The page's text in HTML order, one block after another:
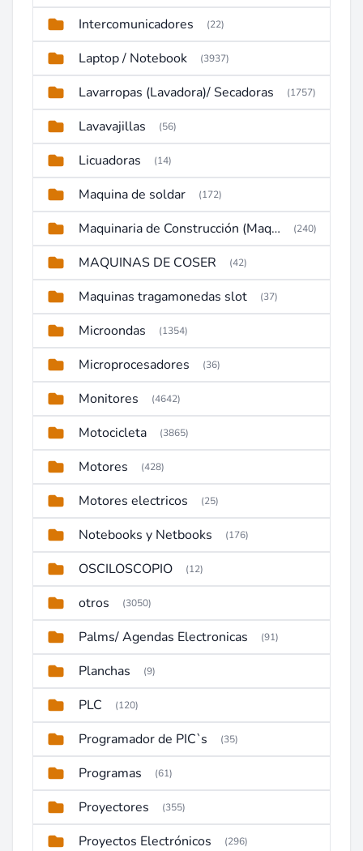
Intercomunicadores (22)
Laptop / Notebook (3937)
Lavarropas (Lavadora)/ Secadoras (1757)
Lavavajillas (56)
Licuadoras (14)
Maquina de soldar (172)
Maquinaria de Construcción (Maquinaria Pesada) (240)
MAQUINAS DE COSER (42)
Maquinas tragamonedas slot (37)
Microondas (1354)
Microprocesadores (36)
Monitores (4642)
Motocicleta (3865)
Motores (428)
Motores electricos (25)
Notebooks y Netbooks (176)
OSCILOSCOPIO (12)
otros (3050)
Palms/ Agendas Electronicas (91)
Planchas (9)
PLC (120)
Programador de PIC`s (35)
Programas (61)
Proyectores (355)
Proyectos Electrónicos (296)